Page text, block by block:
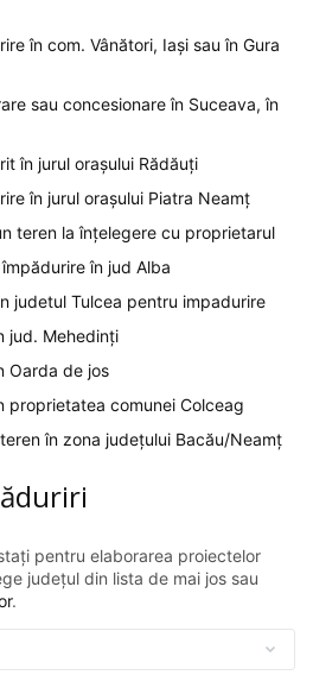
în com. Vânători, Iași sau în Gura
sau concesionare în Suceava, în
în jurul orașului Rădăuți
în jurul orașului Piatra Neamț
teren la înțelegere cu proprietarul
în jud Alba
judetul Tulcea pentru impadurire
jud. Mehedinți
Oarda de jos
proprietatea comunei Colceag
în zona județului Bacău/Neamț
pentru elaborarea proiectelor
județul din lista de mai jos sau
.